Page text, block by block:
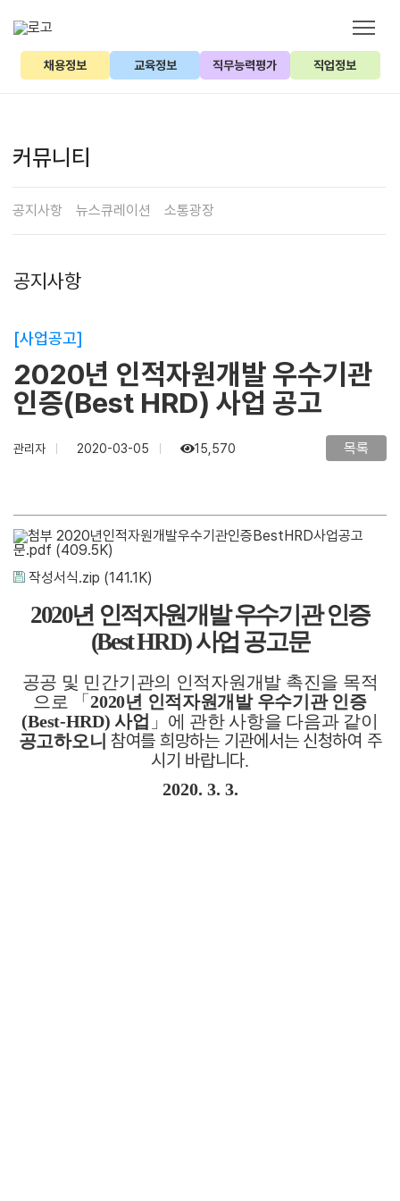
채용정보 교육정보 직무능력평가 직업정보
커뮤니티
공지사항 뉴스큐레이션 소통광장
공지사항
[사업공고]
2020년 인적자원개발 우수기관
인증(Best HRD) 사업 공고
관리자 2020-03-05 15,570 목록
2020년인적자원개발우수기관인증BestHRD사업공고
문.pdf (409.5K)
작성서식.zip (141.1K)
2020년 인적자원개발 우수기관 인증
(Best HRD)사업 공고문
공공 및 민간기관의 인적자원개발 촉진을 목적
으로
「2020년 인적자원개발 우수기관 인증
(Best-HRD) 사업 」 에 관한 사항을 다음과 같이
공고하오니 참여를 희망하는 기관에서는 신청하여 주
시기 바랍니다.
2020. 3. 3.